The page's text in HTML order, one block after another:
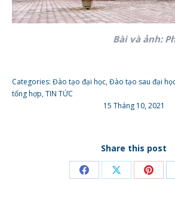
Bài và ảnh:
Categories: Đào tạo đại học,Đào tạo sau đại
tổng hợp,TIN TỨC
15 Tháng 10, 2021
Share this post
Share Share Share